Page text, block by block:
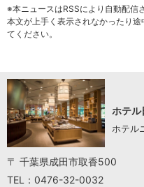
※本ニュースはRSSにより自動配信
本文が上手く表示されなかったり
てください。
ホテル
ホテル
〒 千葉県成田市取香500
TEL：0476-32-0032